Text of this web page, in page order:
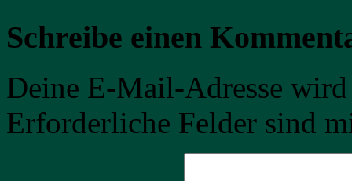
Schreibe einen
Deine E-Mail-Adresse
Erforderliche Felder sind